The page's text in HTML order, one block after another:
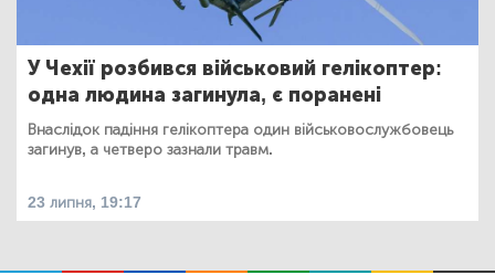
У Чехії розбився військовий гелікоптер:
одна людина загинула, є поранені
Внаслідок падіння гелікоптера один військовослужбовець
загинув, а четверо зазнали травм.
23 липня, 19:17